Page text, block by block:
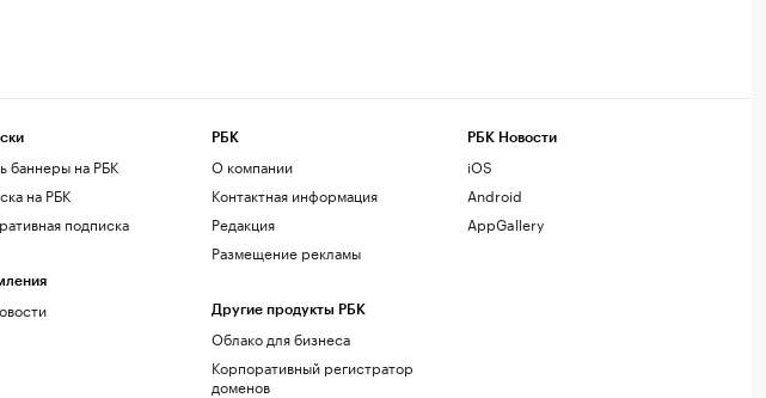
баннеры на РБК
на РБК
подписка
РБК
О компании
Контактная информация
Редакция
Размещение рекламы
Другие продукты РБК
Облако для бизнеса
Корпоративный регистратор
доменов
РБК Новости
iOS
Android
AppGallery